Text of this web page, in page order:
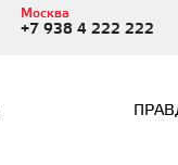
Москва
+7 938 4 222 222